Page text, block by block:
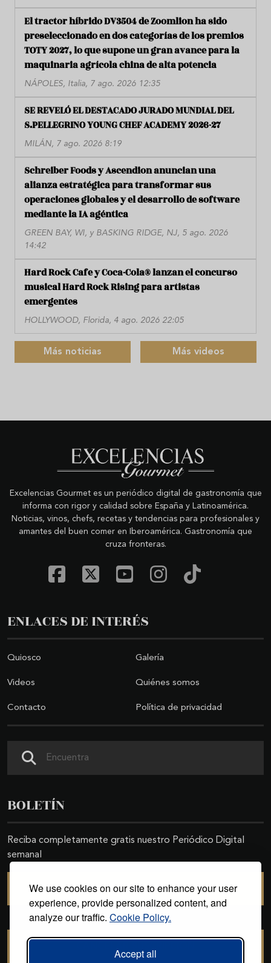
We use cookies on our site to enhance your user
experience, provide personalized content, and
analyze our traffic. Cookie Policy.
Accept all
El tractor híbrido DV3504 de Zoomlion ha sido
preseleccionado en dos categorías de los premios
TOTY 2027, lo que supone un gran avance para la
maquinaria agrícola china de alta potencia
NÁPOLES, Italia, 7 ago. 2026 12:35
SE REVELÓ EL DESTACADO JURADO MUNDIAL DEL
S.PELLEGRINO YOUNG CHEF ACADEMY 2026-27
MILÁN, 7 ago. 2026 8:19
Schreiber Foods y Ascendion anuncian una
alianza estratégica para transformar sus
operaciones globales y el desarrollo de software
mediante la IA agéntica
GREEN BAY, WI, y BASKING RIDGE, NJ, 5 ago. 2026
14:42
Hard Rock Cafe y Coca-Cola® lanzan el concurso
musical Hard Rock Rising para artistas
emergentes
HOLLYWOOD, Florida, 4 ago. 2026 22:05
Más noticias Más videos
Excelencias Gourmet es un periódico digital de gastronomía que
informa con rigor y calidad sobre España y Latinoamérica.
Noticias, vinos, chefs, recetas y tendencias para profesionales y
amantes del buen comer en Iberoamérica. Gastronomía que
cruza fronteras.
ENLACES DE INTERÉS
Quiosco Galería
Videos Quiénes somos
Contacto Política de privacidad
BOLETÍN
Reciba completamente gratis nuestro Periódico Digital
semanal
SUSCRIBIRSE